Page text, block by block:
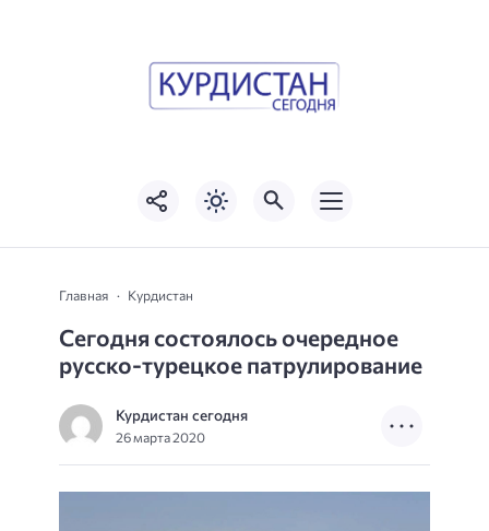
Главная Курдистан
Сегодня состоялось очередное
русско-турецкое патрулирование
Курдистан сегодня
26 марта 2020